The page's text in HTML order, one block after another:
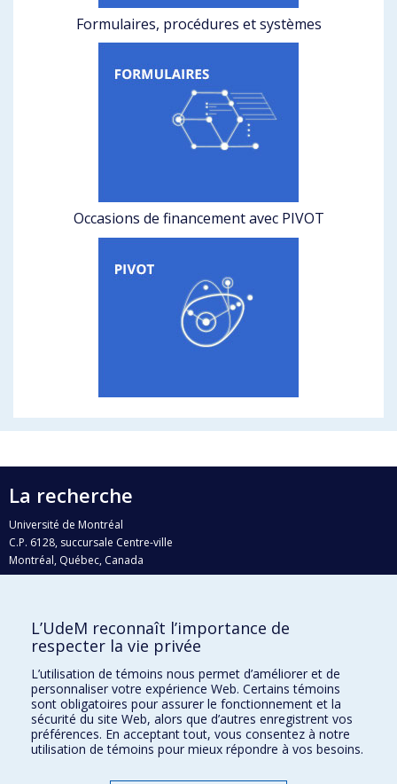
Formulaires, procédures et systèmes
Occasions de financement avec PIVOT
La recherche
Université de Montréal
C.P. 6128, succursale Centre-ville
Montréal, Québec, Canada
H3C 3J7
Qui fait quoi?
Nous trouver
Plan du site
Accessibilité
L’UdeM reconnaît l’importance de
respecter la vie privée
L’utilisation de témoins nous permet d’améliorer et de
personnaliser votre expérience Web. Certains témoins
sont obligatoires pour assurer le fonctionnement et la
sécurité du site Web, alors que d’autres enregistrent vos
préférences. En acceptant tout, vous consentez à notre
utilisation de témoins pour mieux répondre à vos besoins.